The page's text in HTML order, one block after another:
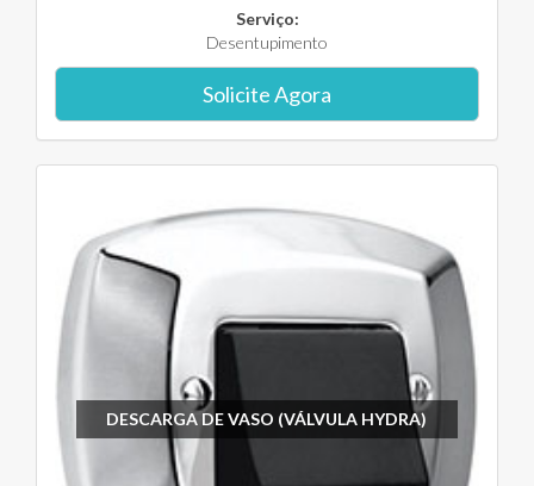
Serviço:
Desentupimento
Solicite Agora
DESCARGA DE VASO (VÁLVULA HYDRA)